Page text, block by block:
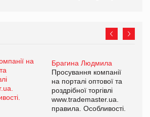
Брагина Людмила
Просування компанії
на порталі оптової та
роздрібної торгівлі
www.trademaster.ua.
правила. Особливості.